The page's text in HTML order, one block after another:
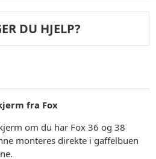
DU HJELP?
fra Fox
om du har Fox 36 og 38
monteres direkte i gaffelbuen